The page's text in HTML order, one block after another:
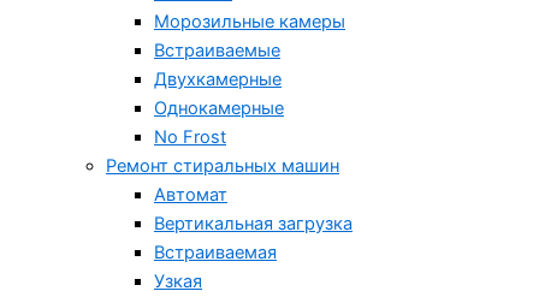
Морозильные камеры
Встраиваемые
Двухкамерные
Однокамерные
No Frost
Ремонт стиральных машин
Автомат
Вертикальная загрузка
Встраиваемая
Узкая